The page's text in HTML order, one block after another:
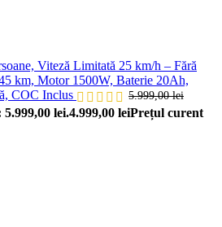
Viteză Limitată 25 km/h – Fără
km, Motor 1500W, Baterie 20Ah,
COC Inclus
5.999,00lei
lei.4.999,00 leiPrețul curent